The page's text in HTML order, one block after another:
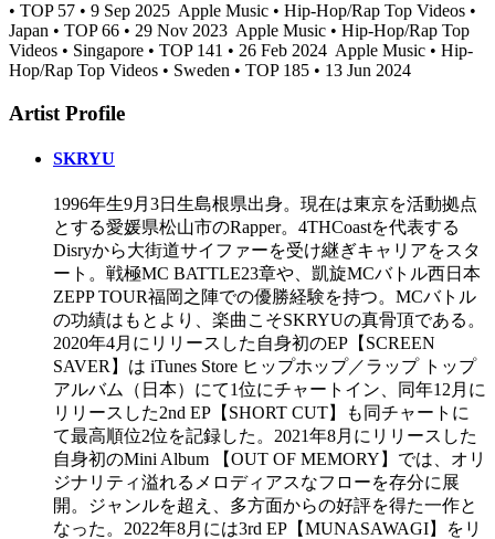
• TOP 57 • 9 Sep 2025 Apple Music • Hip-Hop/Rap Top Videos •
Japan • TOP 66 • 29 Nov 2023 Apple Music • Hip-Hop/Rap Top
Videos • Singapore • TOP 141 • 26 Feb 2024 Apple Music • Hip-
Hop/Rap Top Videos • Sweden • TOP 185 • 13 Jun 2024
Artist Profile
SKRYU
1996年生9月3日生島根県出身。現在は東京を活動拠点
とする愛媛県松山市のRapper。4THCoastを代表する
Disryから大街道サイファーを受け継ぎキャリアをスタ
ート。戦極MC BATTLE23章や、凱旋MCバトル西日本
ZEPP TOUR福岡之陣での優勝経験を持つ。MCバトル
の功績はもとより、楽曲こそSKRYUの真骨頂である。
2020年4月にリリースした自身初のEP【SCREEN
SAVER】は iTunes Store ヒップホップ／ラップ トップ
アルバム（日本）にて1位にチャートイン、同年12月に
リリースした2nd EP【SHORT CUT】も同チャートに
て最高順位2位を記録した。2021年8月にリリースした
自身初のMini Album 【OUT OF MEMORY】では、オリ
ジナリティ溢れるメロディアスなフローを存分に展
開。ジャンルを超え、多方面からの好評を得た一作と
なった。2022年8月には3rd EP【MUNASAWAGI】をリ